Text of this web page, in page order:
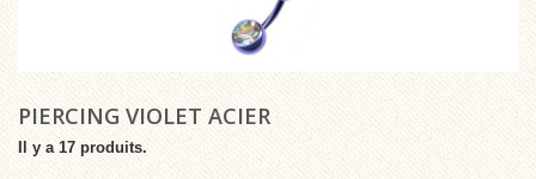
PIERCING VIOLET ACIER
Il y a 17 produits.